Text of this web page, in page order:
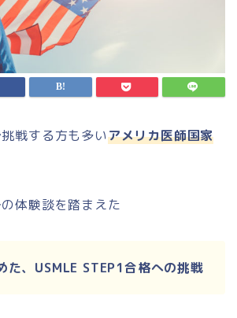
戦する方も多いアメリカ医師国家
体験談を踏まえた
た、USMLE STEP1合格への挑戦